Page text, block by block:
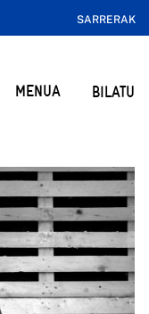
SARRERAK
MENUA BILATU